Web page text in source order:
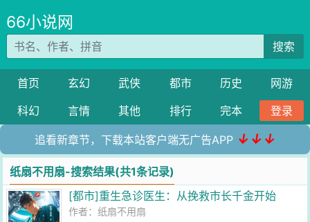
66小说网
搜索
首页 玄幻 武侠 都市 历史
网游
科幻
言情 其他 排行 完本 登录
追看新章节，下载本站客户端无广告APP ↓↓↓
纸扇不用扇-搜索结果(共1条记录)
[都市]重生急诊医生：从挽救市长千金开始
作者：纸扇不用扇